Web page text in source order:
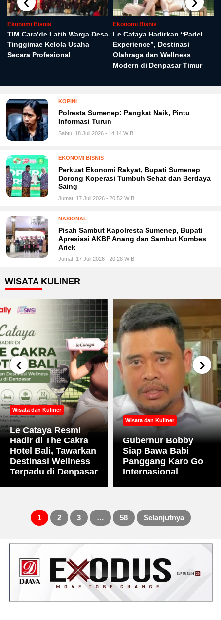
Ekonomi Bisnis
TIM Cara’de Latih Warga Desa
Tinggimae Kelola Usaha
Secara Profesional
Ekonomi Bisnis
Le Cataya Hadirkan “Padel
Experience”, Destinasi
Olahraga dan Wellness
Modern di Denpasar Timur
KOPINI
Polresta Sumenep: Pangkat Naik, Pintu
Informasi Turun
Sabtu, 18 Juli 2026 - 14:14 WIB
EKONOMI BISNIS
Perkuat Ekonomi Rakyat, Bupati Sumenep
Dorong Koperasi Tumbuh Sehat dan Berdaya
Saing
Jumat, 17 Juli 2026 - 20:52 WIB
NASIONAL
Pisah Sambut Kapolresta Sumenep, Bupati
Apresiasi AKBP Anang dan Sambut Kombes
Ariek
Jumat, 17 Juli 2026 - 20:28 WIB
WISATA KULINER
Wisata dan Kuliner
Le Cataya Resmi
Hadir di The Cakra
Hotel Bali, Tawarkan
Destinasi Wellness
Terpadu di Denpasar
Wisata dan Kuliner
Gubernur Bobby
Siap Bawa Babi
Panggang Karo Go
Internasional
‹ ›
Paginasi
pos
1 2 3 … 58 Selanjutnya